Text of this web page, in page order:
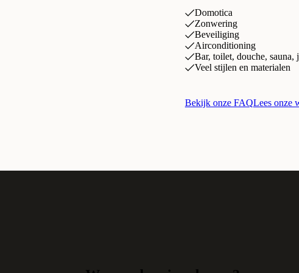
Domotica
Zonwering
Beveiliging
Airconditioning
Bar, toilet, douche,
Veel stijlen en materialen
Bekijk onze FAQLees onze